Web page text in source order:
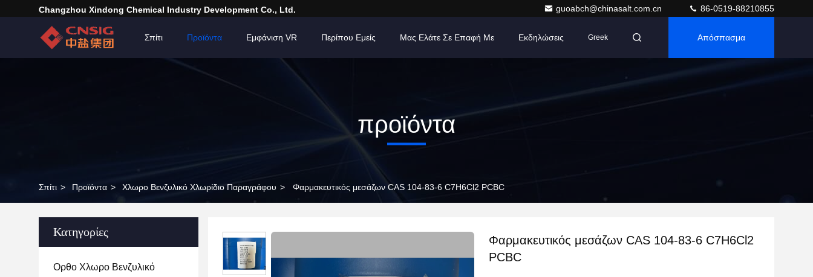
Changzhou Xindong Chemical Industry Development Co., Ltd. guoabch@chinasalt.com.cn 86-0519-88210855
Σπίτι Προϊόντα Εμφάνιση VR Περίπου Εμείς Μας Ελάτε Σε Επαφή Με Εκδηλώσεις Greek Απόσπασμα
προϊόντα
Σπίτι > Προϊόντα > Χλωρο Βενζυλικό Χλωρίδιο Παραγράφου > Φαρμακευτικός μεσάζων CAS 104-83-6 C7H6Cl2 PCBC
Κατηγορίες
Ορθο Χλωρο Βενζυλικό
Φαρμακευτικός μεσάζων CAS 104-83-6 C7H6Cl2
PCBC